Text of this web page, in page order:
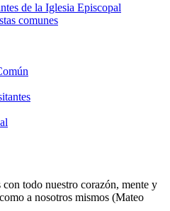
de la Iglesia Episcopal
comunes
todo nuestro corazón, mente y
a nosotros mismos (Mateo